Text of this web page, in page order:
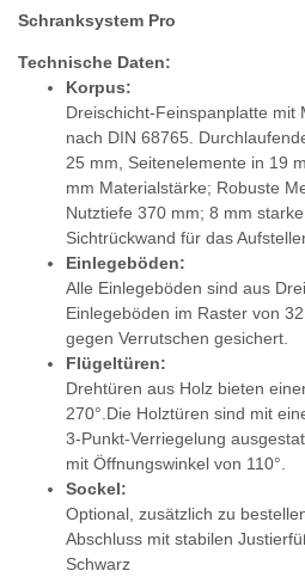
Schranksystem Pro
Technische Daten:
Korpus:
Dreischicht-Feinspanplatte mit
nach DIN 68765.
25 mm, Seitenelemente in 19
mm Materialstärke; Robuste
Nutztiefe 370 mm; 8 mm
Sichtrückwand für das
Einlegeböden:
Alle Einlegeböden sind aus
Einlegeböden im Raster von
gegen Verrutschen gesichert.
Flügeltüren:
Drehtüren aus Holz bieten
270°.Die Holztüren sind mit
3-Punkt-Verriegelung
mit Öffnungswinkel von 110°.
Sockel:
Optional, zusätzlich zu
Abschluss mit stabilen
Schwarz